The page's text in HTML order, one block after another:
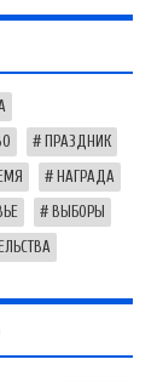
ПРАЗДНИК
НАГРАДА
ВЫБОРЫ